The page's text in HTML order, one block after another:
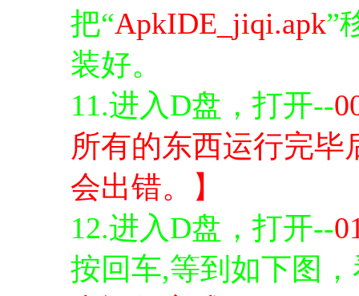
把“ApkIDE_jiqi.apk”
装好。
11.进入D盘，打开--
所有的东西运行完
会出错。】
12.进入D盘，打开--
按回车,等到如下图